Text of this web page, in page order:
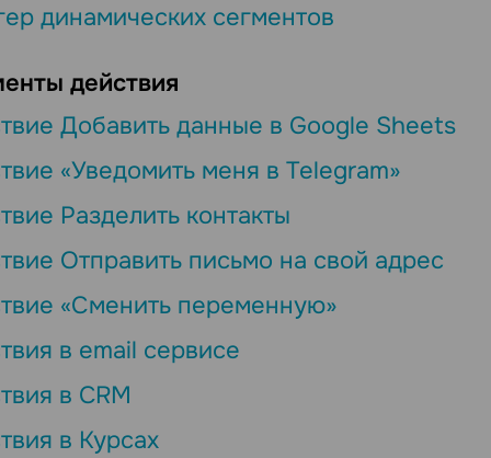
динамических сегментов
действия
Добавить данные в Google Sheets
«Уведомить меня в Telegram»
Разделить контакты
Отправить письмо на свой адрес
«Сменить переменную»
в email сервисе
в CRM
в Курсах